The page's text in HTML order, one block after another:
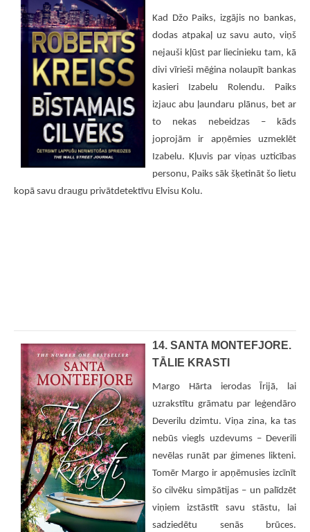
Kad Džo Paiks, izgājis no bankas,
dodas atpakaļ uz savu auto, viņš
nejauši kļūst par liecinieku tam, kā
divi vīrieši mēģina nolaupīt bankas
kasieri Izabelu Rolendu. Paiks
izjauc abu ļaundaru plānus, bet ar
to nekas nebeidzas – kāds
joprojām ir apņēmies uzmeklēt
Izabelu. Kļuvis par viņas uzticības
personu, Paiks sāk šķetināt šo lietu
kopā savu draugu privātdetektīvu Elvisu Kolu.
14. SANTA MONTEFJORE.
TĀLIE KRASTI
Margo Hārta ierodas Īrijā, lai
uzrakstītu grāmatu par leģendāro
Deverilu dzimtu. Viņa zina, ka tas
nebūs viegls uzdevums – Deverili
nevēlas runāt par ģimenes likteni.
Tomēr Margo ir apņēmusies izcīnīt
šo cilvēku simpātijas – un palīdzēt
viņiem izstāstīt savu stāstu, lai
sadziedētu senās brūces.